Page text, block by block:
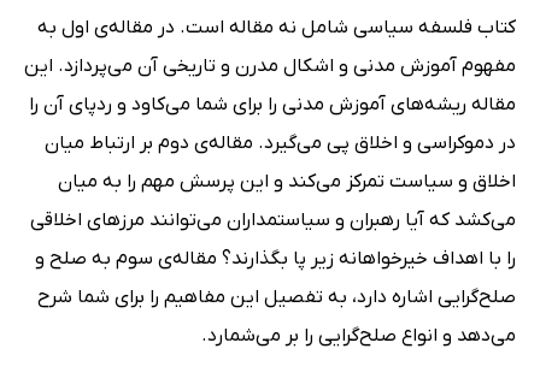
کتاب فلسفه سیاسی شامل نه مقاله است. در مقاله‌ی اول به
مفهوم آموزش مدنی و اشکال مدرن و تاریخی آن می‌پردازد. این
مقاله ریشه‌های آموزش مدنی را برای شما می‌کاود و ردپای آن را
در دموکراسی و اخلاق پی می‌گیرد. مقاله‌ی دوم بر ارتباط میان
اخلاق و سیاست تمرکز می‌کند و این پرسش مهم را به میان
می‌کشد که آیا رهبران و سیاستمداران می‌توانند مرزهای اخلاقی
را با اهداف خیرخواهانه زیر پا بگذارند؟ مقاله‌ی سوم به صلح و
صلح‌گرایی اشاره دارد، به تفصیل این مفاهیم را برای شما شرح
می‌دهد و انواع صلح‌گرایی را بر می‌شمارد.